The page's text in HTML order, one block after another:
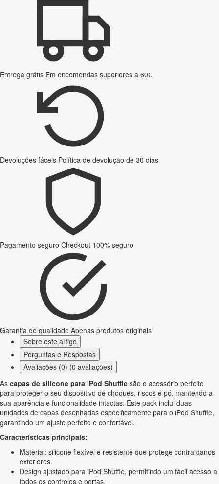
Entrega grátis Em encomendas superiores a 60€
Devoluções fáceis Política de devolução de 30 dias
Pagamento seguro Checkout 100% seguro
Garantia de qualidade Apenas produtos originais
Sobre este artigo
Perguntas e Respostas
Avaliações (0) (0 avaliações)
As capas de silicone para iPod Shuffle são o acessório perfeito
para proteger o seu dispositivo de choques, riscos e pó, mantendo a
sua aparência e funcionalidade intactas. Este pack inclui duas
unidades de capas desenhadas especificamente para o iPod Shuffle,
garantindo um ajuste perfeito e confortável.
Características principais:
Material: silicone flexível e resistente que protege contra danos
exteriores.
Design ajustado para iPod Shuffle, permitindo um fácil acesso a
todos os controlos e portas.